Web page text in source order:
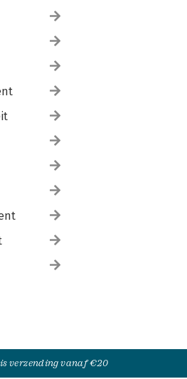
verzending vanaf €20